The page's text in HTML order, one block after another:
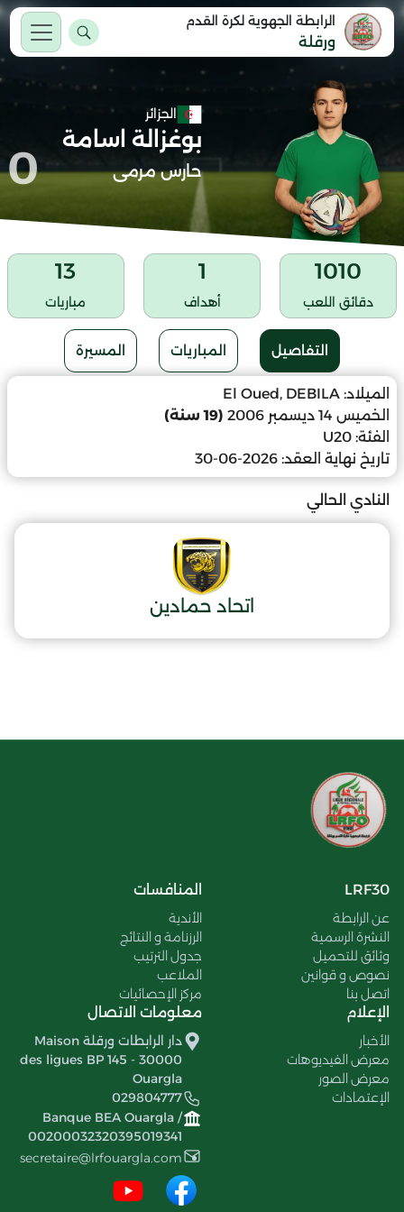
الرابطة الجهوية لكرة القدم
ورقلة
الجزائر
بوغزالة اسامة
حارس مرمى 0
1010
دقائق اللعب
1
أهداف
13
مباريات
التفاصيل المباريات المسيرة
الميلاد: El Oued, DEBILA
الخميس 14 ديسمبر 2006
(19 سنة)
الفئة: U20
تاريخ نهاية العقد: 2026-06-30
النادي الحالي
اتحاد حمادين
LRF30
عن الرابطة
النشرة الرسمية
وثائق للتحميل
نصوص و قوانين
اتصل بنا
المنافسات
الأندية
الرزنامة و النتائج
جدول الترتيب
الملاعب
مركز الإحصائيات
الإعلام
الأخبار
معرض الفيديوهات
معرض الصور
الإعتمادات
معلومات الاتصال
دار الرابطات ورقلة Maison
des ligues BP 145 - 30000
Ouargla
029804777
Banque BEA Ouargla /
00200032320395019341
secretaire@lrfouargla.com